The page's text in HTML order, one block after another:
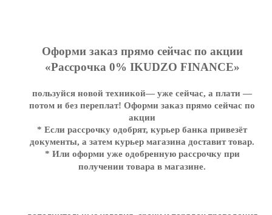
Оформи заказ прямо сейчас по акции
«Рассрочка 0% IKUDZO FINANCE»
пользуйся новой техникой— уже сейчас, а плати —
потом и без переплат! Оформи заказ прямо сейчас по
акции
* Если рассрочку одобрят, курьер банка привезёт
документы, а затем курьер магазина доставит товар.
* Или оформи уже одобренную рассрочку при
получении товара в магазине.